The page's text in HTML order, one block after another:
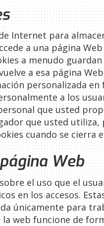
Internet para
a una página
a menudo
a esa página
personalizada en
a los
que usted
que usted
cuando se cierra
Web
el uso que el
en los accesos.
únicamente para
web funcione de